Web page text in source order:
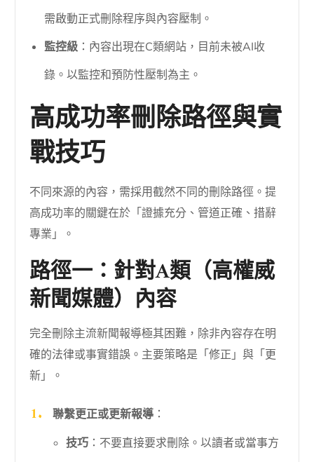
需啟動正式刪除程序與內容壓制。
監控級 ：內容出現在C類網站，目前未被AI收
錄。以監控和預防性壓制為主。
高成功率刪除路徑與實
戰技巧
不同來源的內容，需採用截然不同的刪除路徑。提
高成功率的關鍵在於「證據充分、管道正確、措辭
專業」。
路徑一：針對A類（高權威
新聞媒體）內容
完全刪除主流新聞報導極其困難，除非內容存在明
確的法律或事實錯誤。主要策略是「修正」與「更
新」。
聯繫更正或更新報導：
技巧：不要直接要求刪除。以讀者或當事方